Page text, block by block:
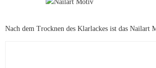
Nach dem Trocknen des Klarlackes ist das Nailart